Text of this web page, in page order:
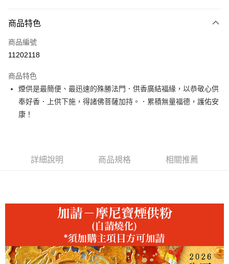
信用卡一次付款
信用卡分期付款
合作金庫商業銀行
華南商業銀行
彰化商業銀行
上海商業儲蓄銀行
台北富邦商業銀行
國泰世華商業銀行
元大商業銀行
永豐商業銀行
LINE Pay
Apple Pay
Google Pay
1.本服務由台灣大哥大提供，台灣大哥大用戶可立即使用無須另外申請。
2.付款方式選擇「大哥付你分期」，訂單成立後會自動跳轉到大哥付的交易
流程，驗證手機門號後，選擇欲分期的期數、繳款截止日，確認付款後即完
成交易。
運送方式
商品特色
商品編號
11202118
商品特色
煙供是最簡便、最迅速的殊勝法門．供香廣結福緣，以恭敬心供
奉好香．上供下施，得諸佛菩薩加持。．累積無量福德，護佑安
康！
詳細說明 商品規格 相關推薦